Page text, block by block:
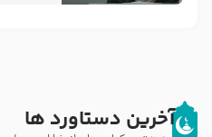
آخرین دستاورد ها